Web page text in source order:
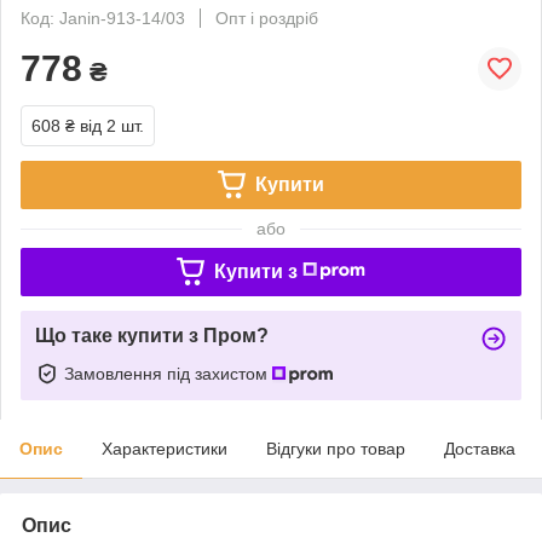
Код: Janin-913-14/03
Опт і роздріб
778 ₴
608 ₴ від 2 шт.
Купити
або
Купити з
Що таке купити з Пром?
Замовлення під захистом
Опис Характеристики Відгуки про товар Доставка
Опис